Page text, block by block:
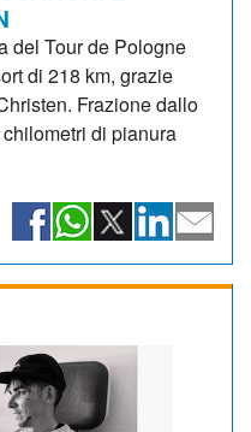
del Tour de Pologne
di 218 km, grazie
Frazione dallo
di pianura